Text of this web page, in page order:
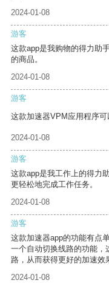
2024-01-08
游客
这款app是我购物的得力助
的商品。
2024-01-08
游客
这款加速器VPM应用程序可
2024-01-08
游客
这款app是我工作上的得力
更轻松地完成工作任务。
2024-01-08
游客
这款加速器app的功能有点
一个自动切换线路的功能，
路，从而获得更好的加速效
2024-01-08